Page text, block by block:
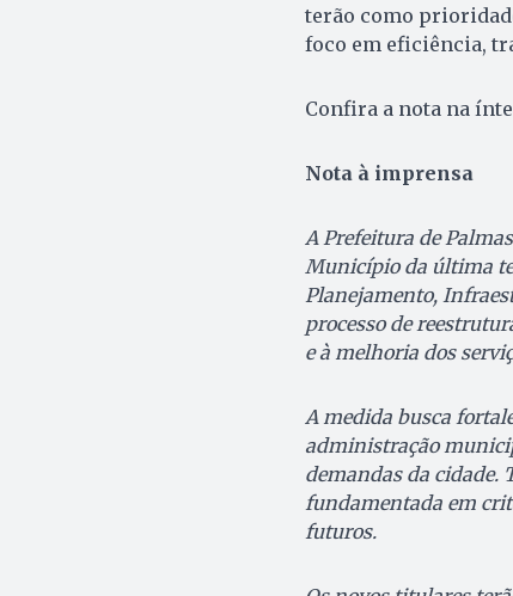
terão como
foco em eficiência,
Confira a nota na
Nota à imprensa
A Prefeitura de
Município da última
Planejamento,
processo de
e à melhoria dos
A medida busca
administração
demandas da cidade.
fundamentada em
futuros.